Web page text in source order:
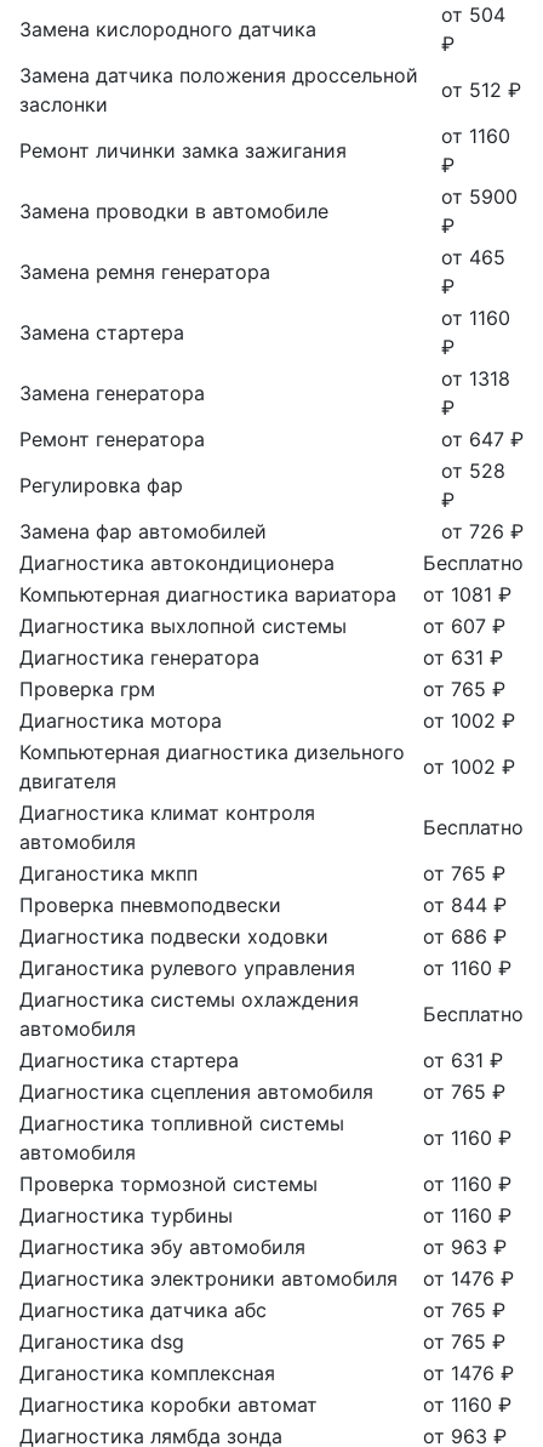
Замена кислородного датчика
от 504
₽
Замена датчика положения дроссельной
заслонки
от 512 ₽
Ремонт личинки замка зажигания
от 1160
₽
Замена проводки в автомобиле
от 5900
₽
Замена ремня генератора
от 465
₽
Замена стартера
от 1160
₽
Замена генератора
от 1318
₽
Ремонт генератора
от 647 ₽
Регулировка фар
от 528
₽
Замена фар автомобилей
от 726 ₽
Диагностика автокондиционера
Бесплатно
Компьютерная диагностика вариатора
от 1081 ₽
Диагностика выхлопной системы
от 607 ₽
Диагностика генератора
от 631 ₽
Проверка грм
от 765 ₽
Диагностика мотора
от 1002 ₽
Компьютерная диагностика дизельного
двигателя
от 1002 ₽
Диагностика климат контроля
автомобиля
Бесплатно
Диганостика мкпп
от 765 ₽
Проверка пневмоподвески
от 844 ₽
Диагностика подвески ходовки
от 686 ₽
Диганостика рулевого управления
от 1160 ₽
Диагностика системы охлаждения
автомобиля
Бесплатно
Диагностика стартера
от 631 ₽
Диагностика сцепления автомобиля
от 765 ₽
Диагностика топливной системы
автомобиля
от 1160 ₽
Проверка тормозной системы
от 1160 ₽
Диагностика турбины
от 1160 ₽
Диагностика эбу автомобиля
от 963 ₽
Диагностика электроники автомобиля
от 1476 ₽
Диагностика датчика абс
от 765 ₽
Диганостика dsg
от 765 ₽
Диганостика комплексная
от 1476 ₽
Диагностика коробки автомат
от 1160 ₽
Диагностика лямбда зонда
от 963 ₽